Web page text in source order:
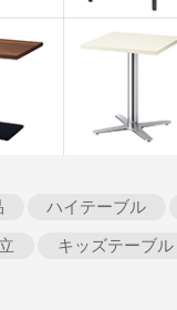
ハイテーブル
キッズテーブル